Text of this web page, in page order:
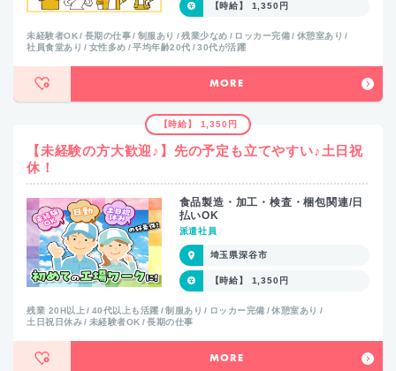
【時給】 1,350円
未経験者OK 長期の仕事 制服あり 残業少なめ ロッカー完備
休憩室あり
社員食堂あり
女性多め 平均年齢20代 30代が活躍
MORE
【時給】 1,350円
【未経験の方大歓迎♪】先の予定も立てやすい♪土日祝
休！
食品製造・加工・検査・梱包関連/日
払いOK
派遣社員
埼玉県深谷市
【時給】 1,350円
残業 20H以上 40代以上も活躍 制服あり ロッカー完備
休憩室あり
土日祝日休み
未経験者OK 長期の仕事
MORE